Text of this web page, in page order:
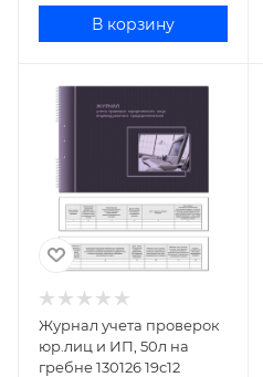
В корзину
Журнал учета проверок
юр.лиц и ИП, 50л на
гребне 130126 19с12